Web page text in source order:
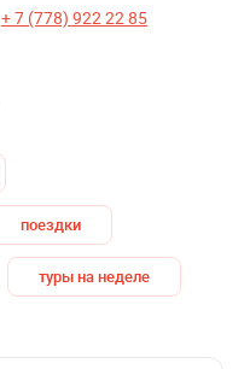
+ 7 (778) 922 22 85
поездки
туры на неделе